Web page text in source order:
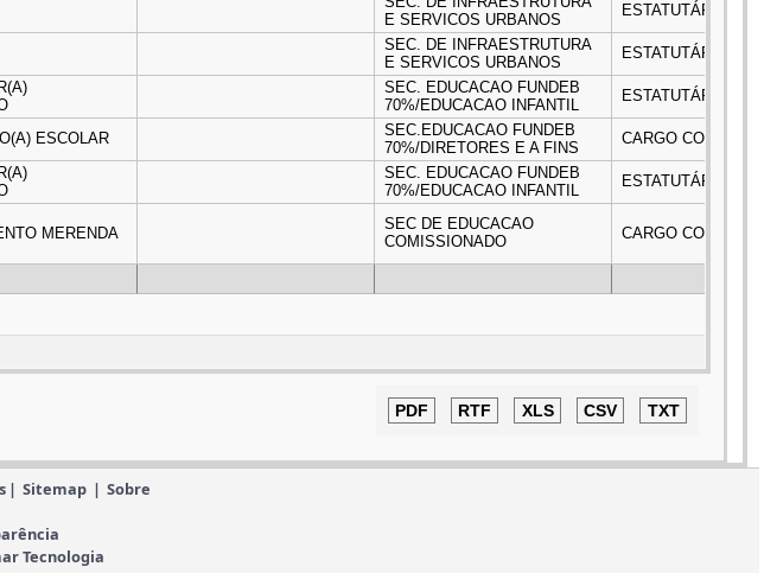
E SERVICOS URBANOS
ESTATUTÁRIO
SEC. DE INFRAESTRUTURA
E SERVICOS URBANOS
ESTATUTÁRIO
SEC. EDUCACAO FUNDEB
70%/EDUCACAO INFANTIL
ESTATUTÁRIO
ESCOLAR
SEC.EDUCACAO FUNDEB
70%/DIRETORES E A FINS
CARGO
SEC. EDUCACAO FUNDEB
70%/EDUCACAO INFANTIL
ESTATUTÁRIO
MERENDA
SEC DE EDUCACAO
COMISSIONADO
CARGO
| Sitemap | Sobre
Tecnologia